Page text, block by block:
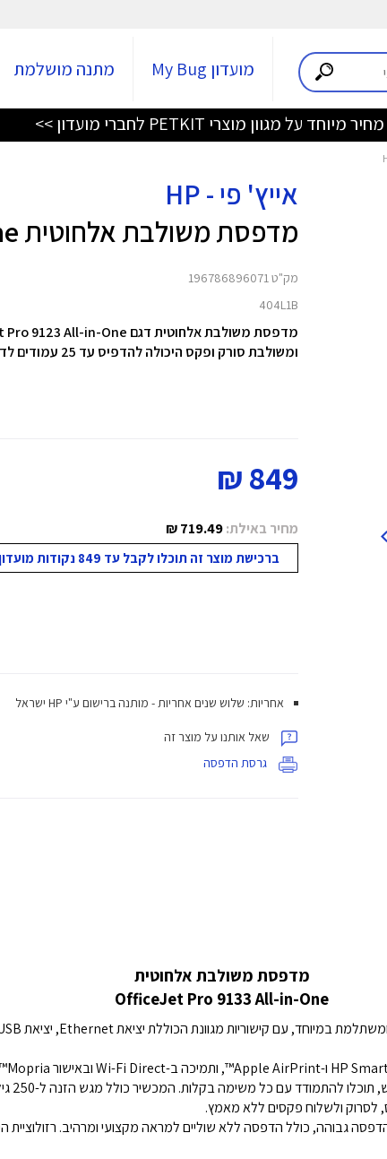
מועדון My Bug מתנה מושלמת
מחיר מיוחד על מגוון מוצרי PETKIT לחברי מועדון >>
אייץ' פי - HP
מדפסת משולבת אלחוטית OfficeJet Pro 9133 All-in-One
מק"ט 196786896071
404L1B
ומשולבת סורק ופקס היכולה להדפיס עד 25 עמודים לדקה (בשחור) ועד 20 עמודים לדקה (בצבע).
849 ₪
מחיר באילת:719.49 ₪
ברכישת מוצר זה תוכלו לקבל עד 849 נקודות מועדון!
אחריות: שלוש שנים אחריות - מותנה ברישום ע"י HP ישראל
שאל אותנו על מוצר זה
גרסת הדפסה
מדפסת משולבת אלחוטית
OfficeJet Pro 9133 All-in-One